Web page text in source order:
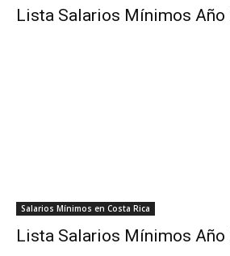
Lista Salarios Mínimos Año
Salarios Mínimos en Costa Rica
Lista Salarios Mínimos Año